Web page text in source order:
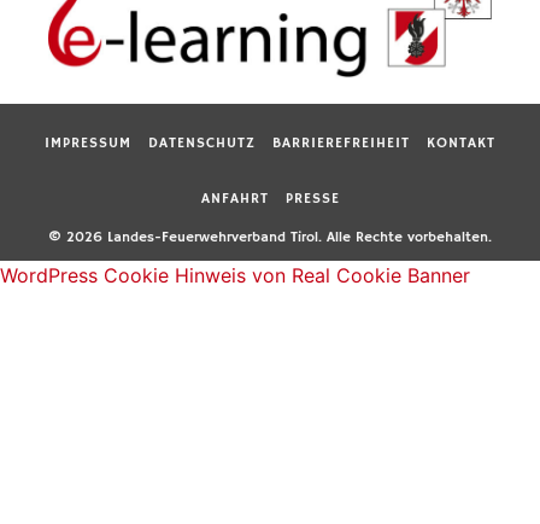
IMPRESSUM DATENSCHUTZ BARRIEREFREIHEIT KONTAKT
ANFAHRT PRESSE
© 2026 Landes-Feuerwehrverband Tirol. Alle Rechte vorbehalten.
WordPress Cookie Hinweis von Real Cookie Banner